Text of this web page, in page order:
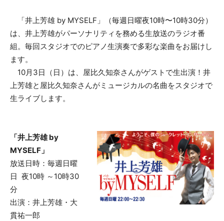
「井上芳雄 by MYSELF」（毎週日曜夜10時〜10時30分）
は、井上芳雄がパーソナリティを務める生放送のラジオ番
組。毎回スタジオでのピアノ生演奏で多彩な楽曲をお届けし
ます。
10月3日（日）は、屋比久知奈さんがゲストで生出演！井
上芳雄と屋比久知奈さんがミュージカルの名曲をスタジオで
生ライブします。
「井上芳雄 by
MYSELF」
放送日時：毎週日曜
日 夜10時 ～10時30
分
出演：井上芳雄・大
貫祐一郎